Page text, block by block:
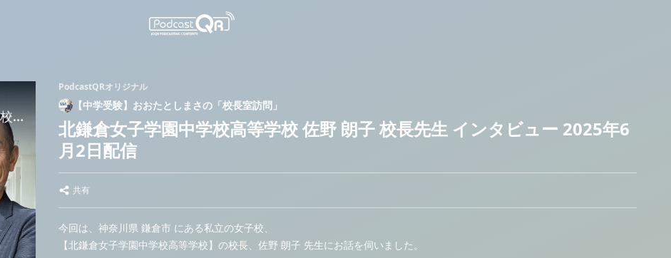
PodcastQRオリジナル
【中学受験】おおたとしまさの「校長室訪問」
北鎌倉女子学園中学校高等学校 佐野 朗子 校長先生 インタビュー 2025年6
月2日配信
共有
今回は、神奈川県 鎌倉市 にある私立の女子校、
【北鎌倉女子学園中学校高等学校】の校長、佐野 朗子 先生にお話を伺いました。